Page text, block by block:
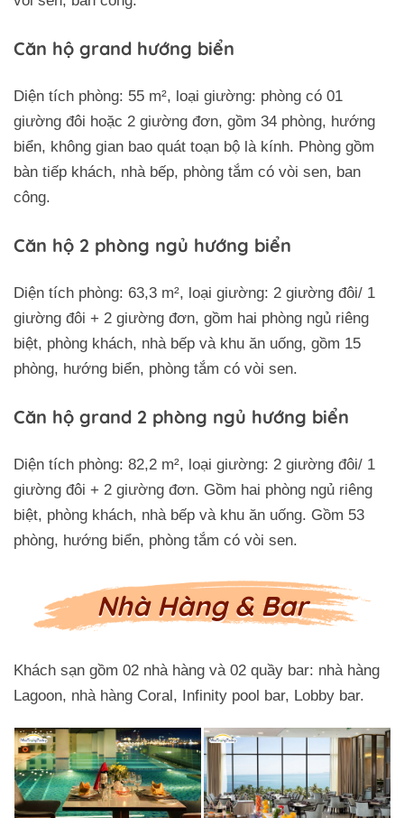
Căn hộ grand hướng biển
Diện tích phòng: 55 m², loại giường: phòng có 01
giường đôi hoặc 2 giường đơn, gồm 34 phòng, hướng
biển, không gian bao quát toạn bộ là kính. Phòng gồm
bàn tiếp khách, nhà bếp, phòng tắm có vòi sen, ban
công.
Căn hộ 2 phòng ngủ hướng biển
Diện tích phòng: 63,3 m², loại giường: 2 giường đôi/ 1
giường đôi + 2 giường đơn, gồm hai phòng ngủ riêng
biệt, phòng khách, nhà bếp và khu ăn uống, gồm 15
phòng, hướng biển, phòng tắm có vòi sen.
Căn hộ grand 2 phòng ngủ hướng biển
Diện tích phòng: 82,2 m², loại giường: 2 giường đôi/ 1
giường đôi + 2 giường đơn. Gồm hai phòng ngủ riêng
biệt, phòng khách, nhà bếp và khu ăn uống. Gồm 53
phòng, hướng biển, phòng tắm có vòi sen.
Nhà Hàng & Bar
Khách sạn gồm 02 nhà hàng và 02 quầy bar: nhà hàng
Lagoon, nhà hàng Coral, Infinity pool bar, Lobby bar.